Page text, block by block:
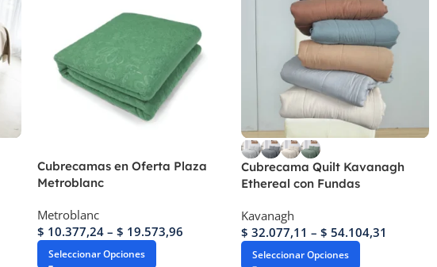
Cubrecamas en Oferta Plaza
Metroblanc
Metroblanc
$ 10.377,24 – $ 19.573,96
Seleccionar Opciones
Cubrecama Quilt Kavanagh
Ethereal con Fundas
Kavanagh
$ 32.077,11 – $ 54.104,31
Seleccionar Opciones